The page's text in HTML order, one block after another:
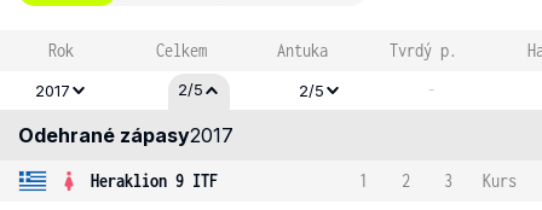
Rok Celkem Antuka Tvrdý p.
2017 2/5 2/5 -
Odehrané zápasy2017
Heraklion 9 ITF 1 2 3
Kurs